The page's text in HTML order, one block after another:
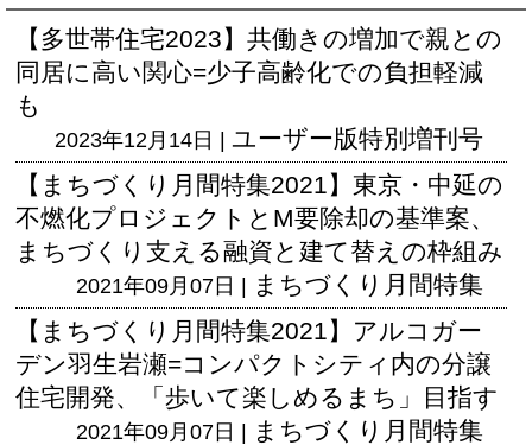
【多世帯住宅2023】共働きの増加で親との
同居に高い関心=少子高齢化での負担軽減
も
2023年12月14日 | ユーザー版特別増刊号
【まちづくり月間特集2021】東京・中延の
不燃化プロジェクトとM要除却の基準案、
まちづくり支える融資と建て替えの枠組み
2021年09月07日 | まちづくり月間特集
【まちづくり月間特集2021】アルコガー
デン羽生岩瀬=コンパクトシティ内の分譲
住宅開発、「歩いて楽しめるまち」目指す
2021年09月07日 | まちづくり月間特集